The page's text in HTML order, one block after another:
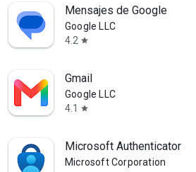
Mensajes de Google
Google LLC
4.2 star
Gmail
Google LLC
4.1
star
Microsoft Authenticator
Microsoft Corporation